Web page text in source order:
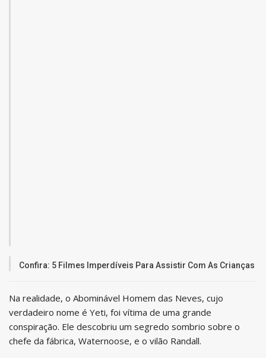
Confira: 5 Filmes Imperdíveis Para Assistir Com As Crianças
Na realidade, o Abominável Homem das Neves, cujo
verdadeiro nome é Yeti, foi vítima de uma grande
conspiração. Ele descobriu um segredo sombrio sobre o
chefe da fábrica, Waternoose, e o vilão Randall.